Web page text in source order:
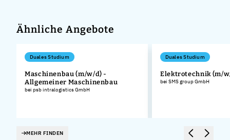
Ähnliche Angebote
Duales Studium
Maschinenbau (m/w/d) -
Allgemeiner Maschinenbau
bei psb intralogistics GmbH
Duales Studium
Elektrotechnik (m/
bei SMS group GmbH
MEHR FINDEN